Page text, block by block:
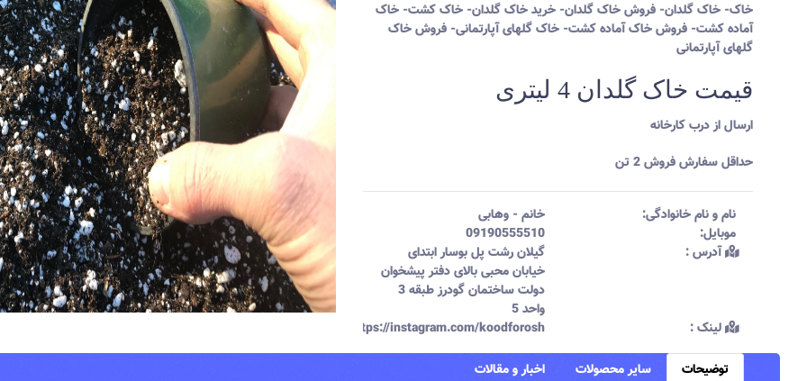
خاک- خاک گلدان- فروش خاک گلدان- خرید خاک گلدان- خاک کشت- خاک
آماده کشت- فروش خاک آماده کشت- خاک گلهای آپارتمانی- فروش خاک
گلهای آپارتمانی
قیمت خاک گلدان 4 لیتری
ارسال از درب کارخانه
حداقل سفارش فروش 2 تن
نام و نام خانوادگی:‌ خانم - وهابی
موبایل:‌
09190555510
آدرس :‌
گیلان رشت پل بوسار ابتدای
خیابان محبی بالای دفتر پیشخوان
دولت ساختمان گودرز طبقه 3
واحد 5
لینک :‌
https://instagram.com/koodforosh
توضیحات سایر محصولات اخبار و مقالات